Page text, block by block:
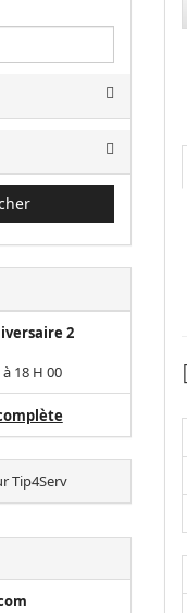
2
18 H 00
Tip4Serv